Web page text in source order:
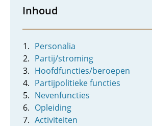
Inhoud
Personalia
Partij/stroming
Hoofdfuncties/beroepen
Partijpolitieke functies
Nevenfuncties
Opleiding
Activiteiten